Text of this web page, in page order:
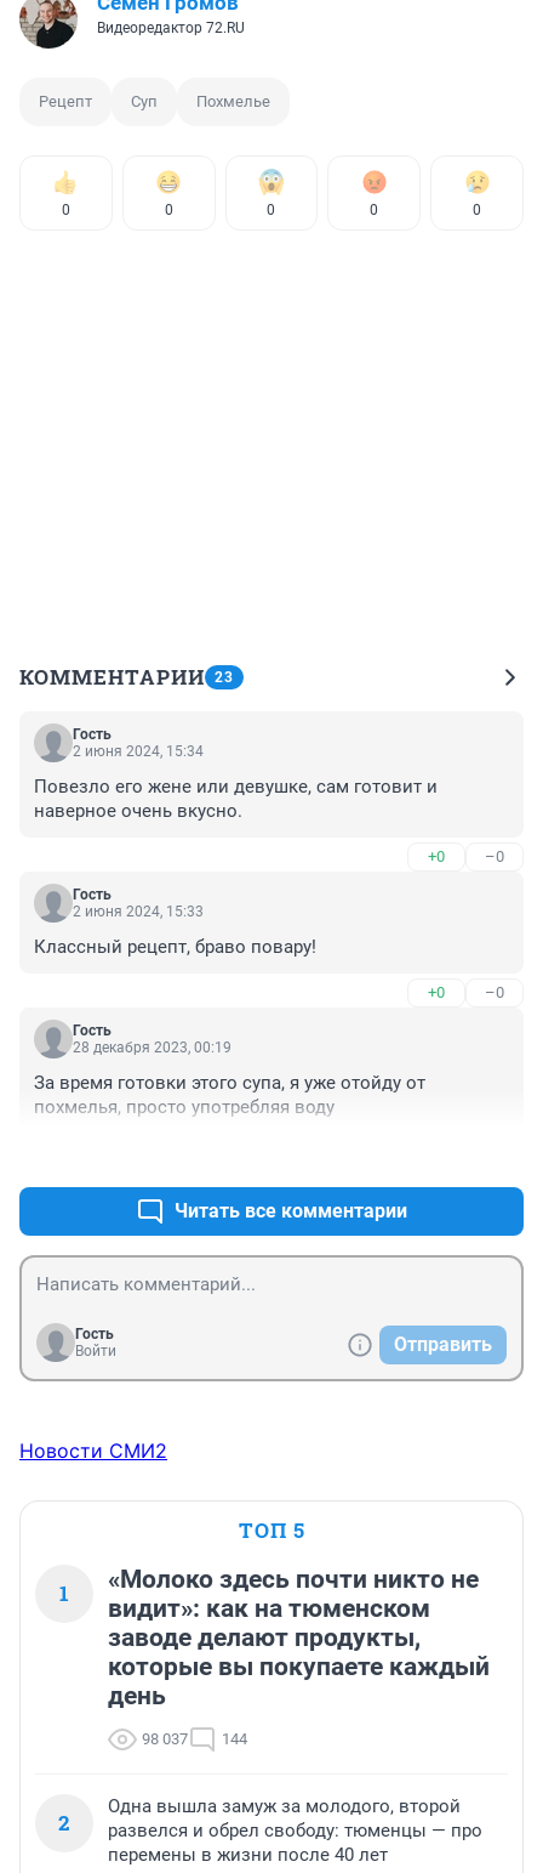
Видеоредактор 72.RU
Рецепт Суп Похмелье
0 0 0 0 0
КОММЕНТАРИИ 23
Гость
2 июня 2024, 15:34
Повезло его жене или девушке, сам готовит и
наверное очень вкусно.
+0 –0
Гость
2 июня 2024, 15:33
Классный рецепт, браво повару!
+0 –0
Гость
28 декабря 2023, 00:19
За время готовки этого супа, я уже отойду от
похмелья, просто употребляя воду
Читать все комментарии
Гость
Войти
Отправить
Новости СМИ2
ТОП 5
1
«Молоко здесь почти никто не
видит»: как на тюменском
заводе делают продукты,
которые вы покупаете каждый
день
98 037 144
2
Одна вышла замуж за молодого, второй
развелся и обрел свободу: тюменцы — про
перемены в жизни после 40 лет